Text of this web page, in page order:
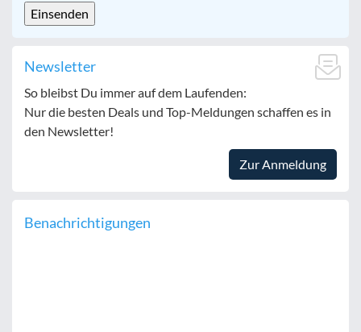
Newsletter
So bleibst Du immer auf dem Laufenden:
Nur die besten Deals und Top-Meldungen schaffen es in
den Newsletter!
Zur Anmeldung
Benachrichtigungen